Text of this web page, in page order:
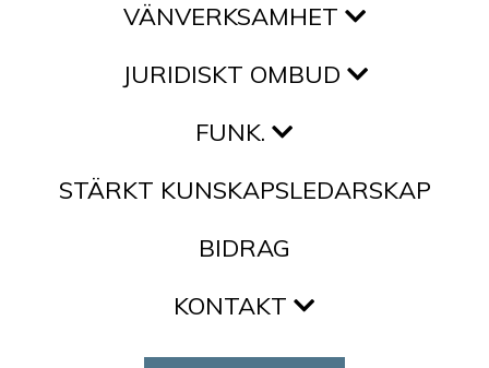
VÄNVERKSAMHET
JURIDISKT OMBUD
FUNK.
STÄRKT KUNSKAPSLEDARSKAP
BIDRAG
KONTAKT